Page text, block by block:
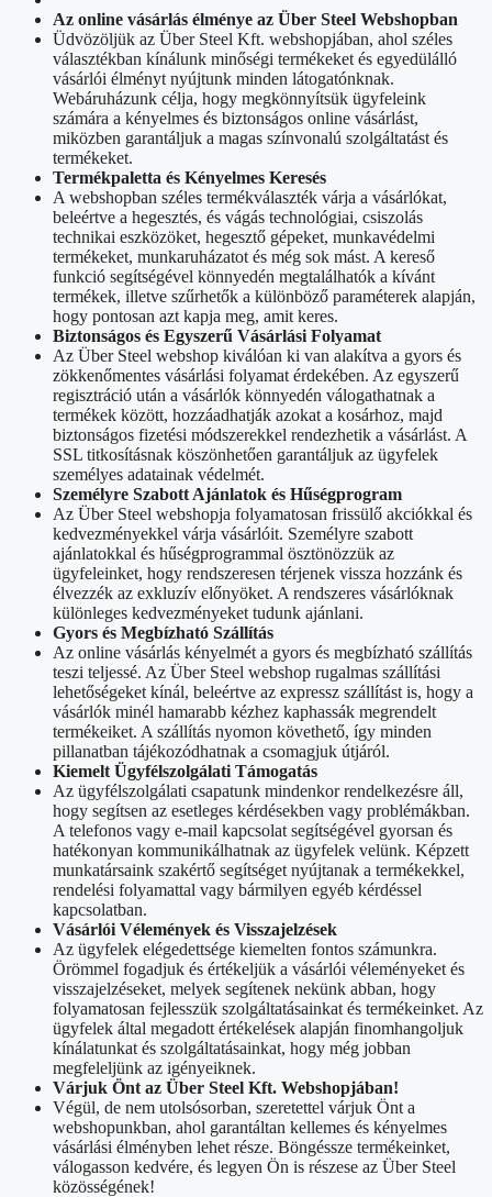
Az online vásárlás élménye az Über Steel Webshopban
Üdvözöljük az Über Steel Kft. webshopjában, ahol széles
választékban kínálunk minőségi termékeket és egyedülálló
vásárlói élményt nyújtunk minden látogatónknak.
Webáruházunk célja, hogy megkönnyítsük ügyfeleink
számára a kényelmes és biztonságos online vásárlást,
miközben garantáljuk a magas színvonalú szolgáltatást és
termékeket.
Termékpaletta és Kényelmes Keresés
A webshopban széles termékválaszték várja a vásárlókat,
beleértve a hegesztés, és vágás technológiai, csiszolás
technikai eszközöket, hegesztő gépeket, munkavédelmi
termékeket, munkaruházatot és még sok mást. A kereső
funkció segítségével könnyedén megtalálhatók a kívánt
termékek, illetve szűrhetők a különböző paraméterek alapján,
hogy pontosan azt kapja meg, amit keres.
Biztonságos és Egyszerű Vásárlási Folyamat
Az Über Steel webshop kiválóan ki van alakítva a gyors és
zökkenőmentes vásárlási folyamat érdekében. Az egyszerű
regisztráció után a vásárlók könnyedén válogathatnak a
termékek között, hozzáadhatják azokat a kosárhoz, majd
biztonságos fizetési módszerekkel rendezhetik a vásárlást. A
SSL titkosításnak köszönhetően garantáljuk az ügyfelek
személyes adatainak védelmét.
Személyre Szabott Ajánlatok és Hűségprogram
Az Über Steel webshopja folyamatosan frissülő akciókkal és
kedvezményekkel várja vásárlóit. Személyre szabott
ajánlatokkal és hűségprogrammal ösztönözzük az
ügyfeleinket, hogy rendszeresen térjenek vissza hozzánk és
élvezzék az exkluzív előnyöket. A rendszeres vásárlóknak
különleges kedvezményeket tudunk ajánlani.
Gyors és Megbízható Szállítás
Az online vásárlás kényelmét a gyors és megbízható szállítás
teszi teljessé. Az Über Steel webshop rugalmas szállítási
lehetőségeket kínál, beleértve az expressz szállítást is, hogy a
vásárlók minél hamarabb kézhez kaphassák megrendelt
termékeiket. A szállítás nyomon követhető, így minden
pillanatban tájékozódhatnak a csomagjuk útjáról.
Kiemelt Ügyfélszolgálati Támogatás
Az ügyfélszolgálati csapatunk mindenkor rendelkezésre áll,
hogy segítsen az esetleges kérdésekben vagy problémákban.
A telefonos vagy e-mail kapcsolat segítségével gyorsan és
hatékonyan kommunikálhatnak az ügyfelek velünk. Képzett
munkatársaink szakértő segítséget nyújtanak a termékekkel,
rendelési folyamattal vagy bármilyen egyéb kérdéssel
kapcsolatban.
Vásárlói Vélemények és Visszajelzések
Az ügyfelek elégedettsége kiemelten fontos számunkra.
Örömmel fogadjuk és értékeljük a vásárlói véleményeket és
visszajelzéseket, melyek segítenek nekünk abban, hogy
folyamatosan fejlesszük szolgáltatásainkat és termékeinket. Az
ügyfelek által megadott értékelések alapján finomhangoljuk
kínálatunkat és szolgáltatásainkat, hogy még jobban
megfeleljünk az igényeiknek.
Várjuk Önt az Über Steel Kft. Webshopjában!
Végül, de nem utolsósorban, szeretettel várjuk Önt a
webshopunkban, ahol garantáltan kellemes és kényelmes
vásárlási élményben lehet része. Böngéssze termékeinket,
válogasson kedvére, és legyen Ön is részese az Über Steel
közösségének!